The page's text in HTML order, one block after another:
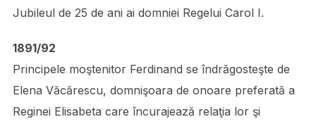
Jubileul de 25 de ani ai domniei Regelui Carol I.
1891/92
Principele moştenitor Ferdinand se îndrăgosteşte de
Elena Văcărescu, domnişoara de onoare preferată a
Reginei Elisabeta care încurajează relaţia lor şi